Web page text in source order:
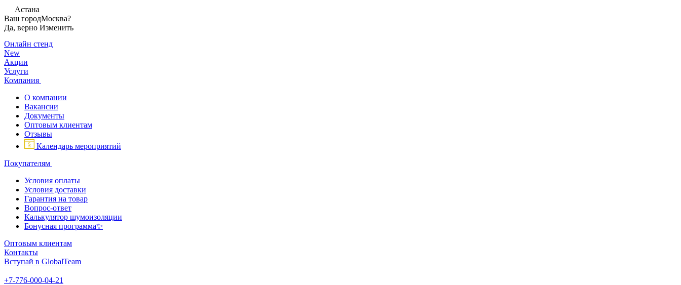
Астана
Ваш городМосква?
Да, верно Изменить
Онлайн стенд
New
Акции
Услуги
Компания
О компании
Вакансии
Документы
Оптовым клиентам
Отзывы
Календарь мероприятий
Покупателям
Условия оплаты
Условия доставки
Гарантия на товар
Вопрос-ответ
Калькулятор шумоизоляции
Бонусная программа✨
Оптовым клиентам
Контакты
Вступай в GlobalTeam
+7-776-000-04-21